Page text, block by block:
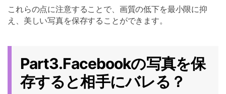
これらの点に注意することで、画質の低下を最小限に抑
え、美しい写真を保存することができます。
Part3.Facebookの写真を保
存すると相手にバレる？